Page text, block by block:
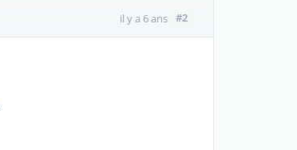
il y a 6 ans #2